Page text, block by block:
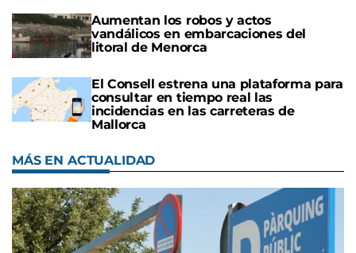
Aumentan los robos y actos
vandálicos en embarcaciones del
litoral de Menorca
El Consell estrena una plataforma para
consultar en tiempo real las
incidencias en las carreteras de
Mallorca
MÁS EN ACTUALIDAD